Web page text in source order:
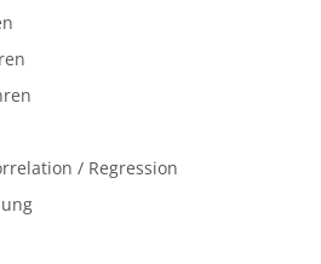
/ Regression